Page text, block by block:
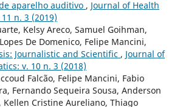
aparelho auditivo , Journal of Health
n. 3 (2019)
Kelsy Areco, Samuel Goihman,
De Domenico, Felipe Mancini,
Journalistic and Scientific , Journal of
v. 10 n. 3 (2018)
Falcão, Felipe Mancini, Fabio
Fernando Sequeira Sousa, Anderson
Kellen Cristine Aureliano, Thiago